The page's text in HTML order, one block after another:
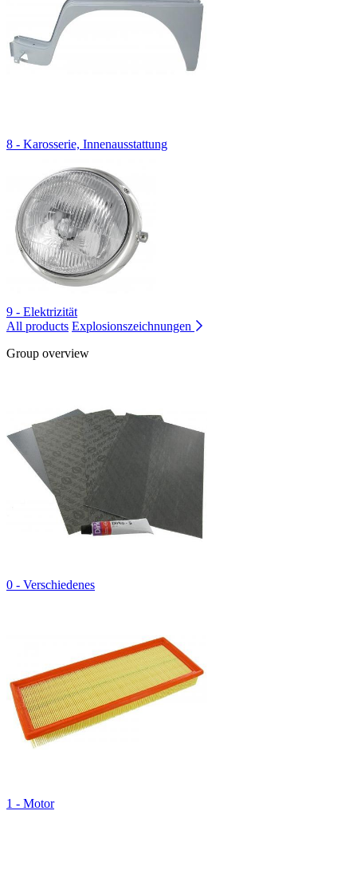
8 - Karosserie, Innenausstattung
9 - Elektrizität
All products Explosionszeichnungen
Group overview
0 - Verschiedenes
1 - Motor